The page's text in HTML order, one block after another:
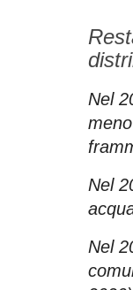
Nel
Nel
Nel